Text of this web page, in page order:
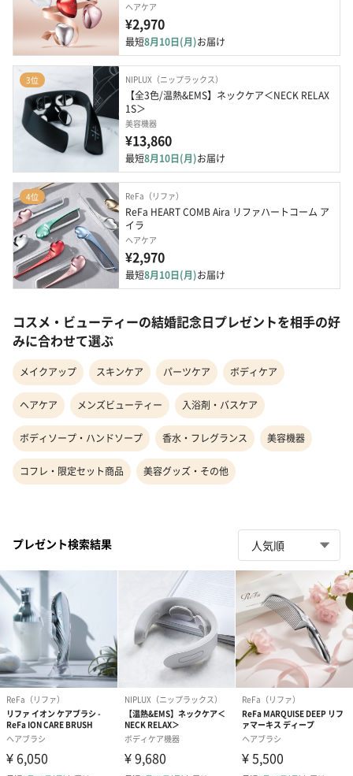
ヘアケア
¥2,970
最短8月10日(月)お届け
3位 NIPLUX（ニップラックス）
【全3色/温熱&EMS】ネックケア＜NECK RELAX
1S＞
美容機器
¥13,860
最短8月10日(月)お届け
4位 ReFa（リファ）
ReFa HEART COMB Aira リファハートコーム ア
イラ
ヘアケア
¥2,970
最短8月10日(月)お届け
コスメ・ビューティーの結婚記念日プレゼントを相手の好
みに合わせて選ぶ
メイクアップ スキンケア パーツケア ボディケア
ヘアケア メンズビューティー 入浴剤・バスケア
ボディソープ・ハンドソープ 香水・フレグランス 美容機器
コフレ・限定セット商品 美容グッズ・その他
プレゼント検索結果